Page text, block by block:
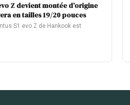
Z devient montée d’origine
en tailles 19/20 pouces
S1 evo Z de Hankook est